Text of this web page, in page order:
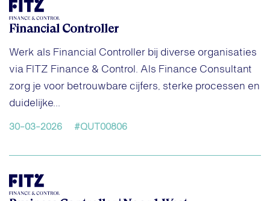
Financial Controller
Werk als Financial Controller bij diverse organisaties
via FITZ Finance & Control. Als Finance Consultant
zorg je voor betrouwbare cijfers, sterke processen en
duidelijke...
30-03-2026 #QUT00806